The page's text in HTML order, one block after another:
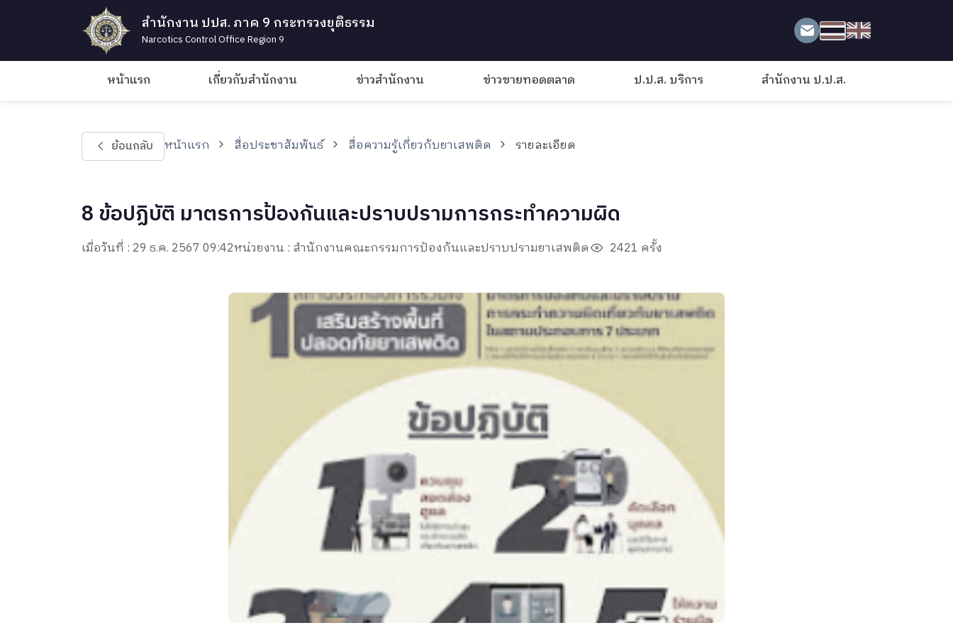
สำนักงาน ปปส. ภาค 9 กระทรวงยุติธรรม
Narcotics Control Office Region 9
หน้าแรก เกี่ยวกับสำนักงาน ข่าวสำนักงาน ข่าวขายทอดตลาด ป.ป.ส. บริการ สำนักงาน ป.ป.ส.
ย้อนกลับ หน้าแรก สื่อประชาสัมพันธ์ สื่อความรู้เกี่ยวกับยาเสพติด รายละเอียด
8 ข้อปฏิบัติ มาตรการป้องกันและปราบปรามการกระทำความผิด
เมื่อวันที่ : 29 ธ.ค. 2567 09:42หน่วยงาน : สำนักงานคณะกรรมการป้องกันและปราบปรามยาเสพติด 2421 ครั้ง